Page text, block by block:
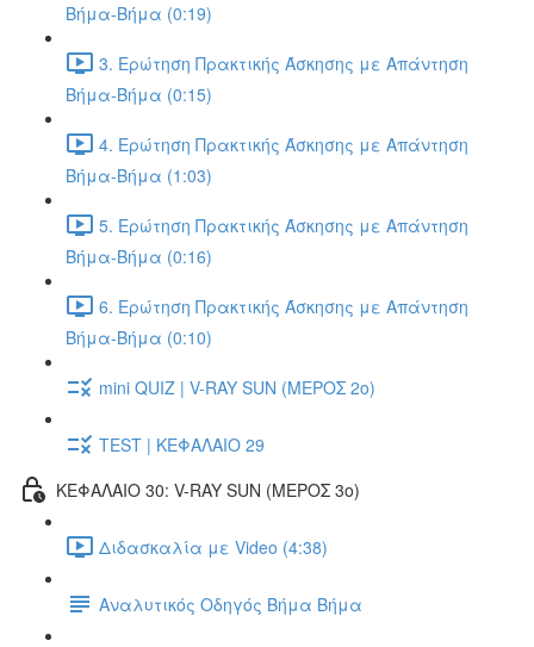
Βήμα-Βήμα (0:19)
3. Ερώτηση Πρακτικής Άσκησης με Απάντηση
Βήμα-Βήμα (0:15)
4. Ερώτηση Πρακτικής Άσκησης με Απάντηση
Βήμα-Βήμα (1:03)
5. Ερώτηση Πρακτικής Άσκησης με Απάντηση
Βήμα-Βήμα (0:16)
6. Ερώτηση Πρακτικής Άσκησης με Απάντηση
Βήμα-Βήμα (0:10)
mini QUIZ | V-RAY SUN (ΜΕΡΟΣ 2o)
TEST | ΚΕΦΑΛΑΙΟ 29
ΚΕΦΑΛΑΙΟ 30: V-RAY SUN (ΜΕΡΟΣ 3o)
Διδασκαλία με Video (4:38)
Αναλυτικός Οδηγός Βήμα Βήμα